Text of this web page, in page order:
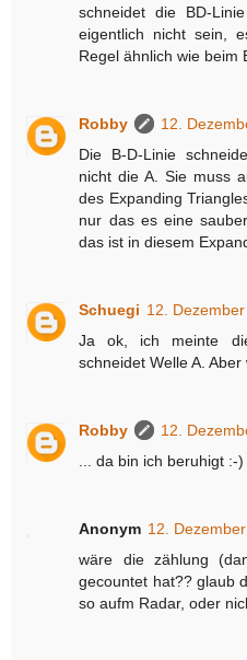
schneidet die BD-
eigentlich nicht sein,
Regel ähnlich wie beim
Robby
12.
Die B-D-Linie
nicht die A. Sie muss
des Expanding
nur das es eine
das ist in diesem
Schuegi 12.
Ja ok, ich meinte
schneidet Welle A.
Robby
12.
... da bin ich beruhigt :-)
Anonym 12.
wäre die zählung
gecountet hat?? glaub
so aufm Radar, oder